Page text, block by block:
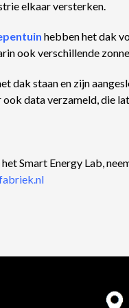
elkaar versterken.
hebben het dak
ook verschillende
dak staan en zijn
data verzameld, die
Smart Energy Lab,